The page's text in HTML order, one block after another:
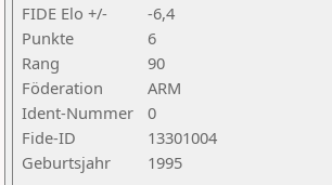
FIDE Elo +/-
-6,4
Punkte
6
Rang
90
Föderation
ARM
Ident-Nummer
0
Fide-ID
13301004
Geburtsjahr
1995